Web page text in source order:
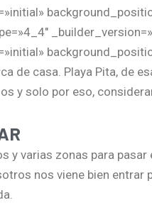
de casa. Playa Pita, de
y solo por eso,
y varias zonas para
nos viene bien